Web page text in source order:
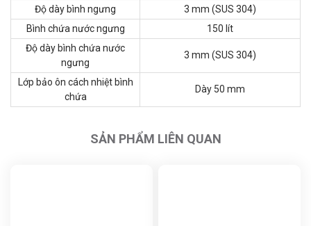
Độ dày bình ngưng
3 mm (SUS 304)
Bình chứa nước ngưng
150 lít
Độ dày bình chứa nước
ngưng
3 mm (SUS 304)
Lớp bảo ôn cách nhiệt bình
chứa
Dày 50 mm
SẢN PHẨM LIÊN QUAN